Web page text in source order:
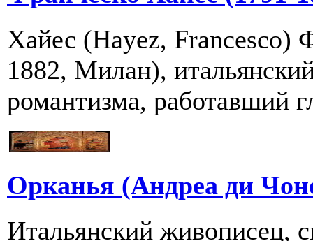
Хайес (Hayez, Francesco)
1882, Милан),
романтизма, работавший
Орканья (Андреа ди
Итальянский живописец,